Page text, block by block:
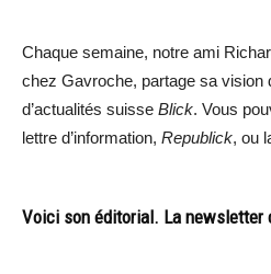
Chaque semaine, notre ami
chez Gavroche, partage sa vision
d’actualités suisse Blick. Vous
lettre d’information, Republick, ou
Voici son éditorial. La newsletter